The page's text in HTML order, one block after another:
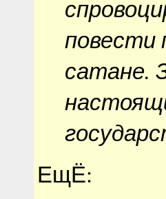
повести
сатане.
ЕщЁ: